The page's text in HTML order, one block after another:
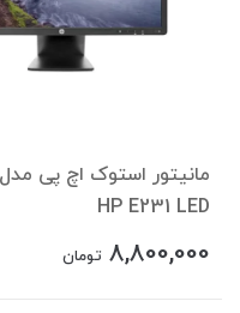
HP E231 LED
8,800,000 تومان